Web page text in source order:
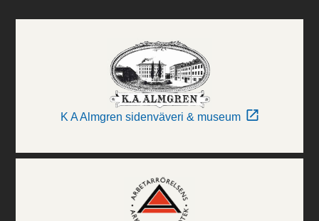
K A Almgren sidenväveri & museum